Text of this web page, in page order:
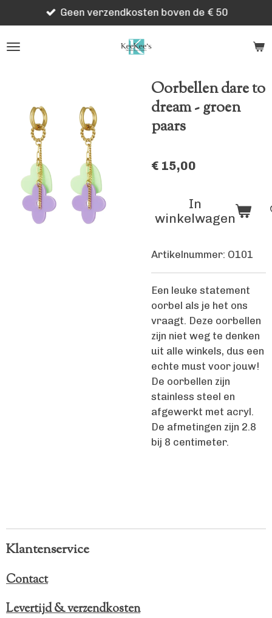
direct
naar
Geen verzendkosten boven de € 50
Oorbellen dare to
dream - groen
paars
€ 15,00
In
winkelwagen
Artikelnummer: O101
Een leuke statement
oorbel als je het ons
vraagt. Deze oorbellen
zijn niet weg te denken
uit alle winkels, dus een
echte must voor jouw!
De oorbellen zijn
stainless steel en
afgewerkt met acryl.
De afmetingen zijn 2.8
bij 8 centimeter.
Klantenservice
Contact
Levertijd & verzendkosten